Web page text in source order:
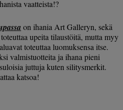
vaatteista!?
on ihania Art Galleryn, sekä
upeita tilaustöitä, mutta myy
toteuttaa luomuksensa itse.
valmistuotteita ja ihana pieni
juttuja kuten silitysmerkit.
katsoa!